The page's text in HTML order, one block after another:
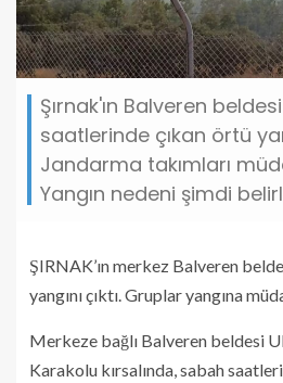
Şırnak'ın Balveren
saatlerinde çıkan örtü
Jandarma takımları
Yangın nedeni şimdi
ŞIRNAK’ın merkez Balveren
yangını çıktı. Gruplar yangına
Merkeze bağlı Balveren beldesi
Karakolu kırsalında, sabah